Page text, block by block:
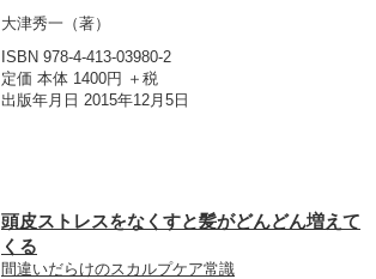
大津秀一 （著）
ISBN 978-4-413-03980-2
定価 本体 1400円 ＋税
出版年月日 2015年12月5日
頭皮ストレスをなくすと髪がどんどん増えて
くる
間違いだらけのスカルプケア常識